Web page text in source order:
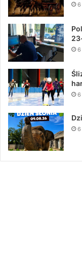
6
6
6
6